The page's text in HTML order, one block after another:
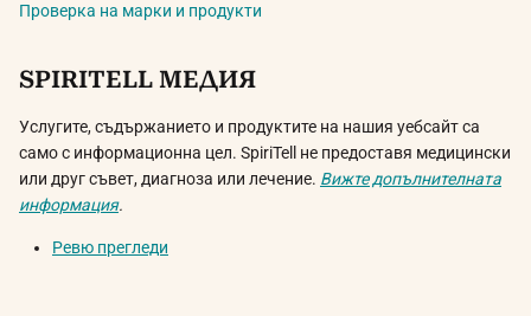
Проверка на марки и продукти
SPIRITELL МЕДИЯ
Услугите, съдържанието и продуктите на нашия уебсайт са
само с информационна цел. SpiriTell не предоставя медицински
или друг съвет, диагноза или лечение. Вижте допълнителната
информация.
Ревю прегледи